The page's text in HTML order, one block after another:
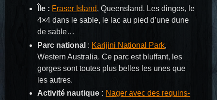
Île : Fraser Island, Queensland. Les dingos, le
4×4 dans le sable, le lac au pied d’une dune
de sable…
Parc national : Karijini National Park,
Western Australia. Ce parc est bluffant, les
gorges sont toutes plus belles les unes que
les autres.
Activité nautique : Nager avec des requins-